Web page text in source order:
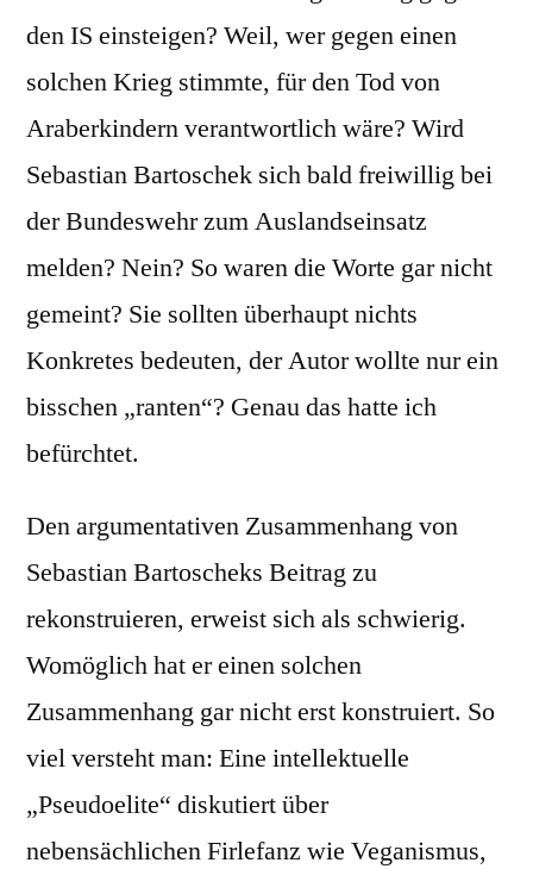
den IS einsteigen? Weil, wer gegen einen
solchen Krieg stimmte, für den Tod von
Araberkindern verantwortlich wäre? Wird
Sebastian Bartoschek sich bald freiwillig bei
der Bundeswehr zum Auslandseinsatz
melden? Nein? So waren die Worte gar nicht
gemeint? Sie sollten überhaupt nichts
Konkretes bedeuten, der Autor wollte nur ein
bisschen „ranten“? Genau das hatte ich
befürchtet.
Den argumentativen Zusammenhang von
Sebastian Bartoscheks Beitrag zu
rekonstruieren, erweist sich als schwierig.
Womöglich hat er einen solchen
Zusammenhang gar nicht erst konstruiert. So
viel versteht man: Eine intellektuelle
„Pseudoelite“ diskutiert über
nebensächlichen Firlefanz wie Veganismus,